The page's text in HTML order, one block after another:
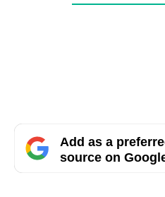
Add as a
source on